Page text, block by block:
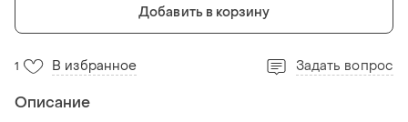
Добавить в корзину
1 В избранное Задать вопрос
Описание